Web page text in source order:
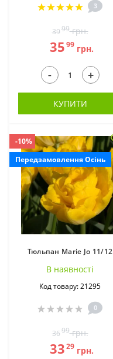
Гальтонія (2)
Гіменокаліс (4)
Глоксинії (15)
3
3999грн.
3599грн.
- +
КУПИТИ
-10%
Передзамовлення Осінь
Тюльпан Marie Jo 11/12
В наявностi
Код товару: 21295
0
3699грн.
3329грн.